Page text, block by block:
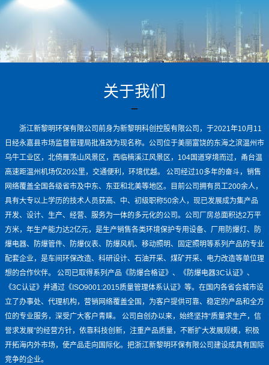
关于我们
浙江新黎明环保有限公司前身为新黎明科创控股有限公司，于2021年10月11
日经永嘉县市场监督管理局批准改为现名称。公司位于美丽富饶的东海之滨温州市
乌牛工业区，北倚雁荡山风景区，西临楠溪江风景区，104国道穿境而过，甬台温
高速距温州机场仅20公里，交通便利，环境优越。 公司经过10多年的奋斗，销售
网络覆盖全国各级省市及中东、东亚和北美等地区。目前公司拥有员工200余人，
具有大专以上学历的技术人员获高、中、初级职称50余人，现已发展成为集产品
开发、设计、生产、经营、服务为一体的多元化的公司。公司厂房总面积达2万平
方米，年生产能力达2亿元，是生产销售各类环境保护专用设备、厂用防爆灯、防
爆电器、防爆管件、防爆仪表、防爆风机、移动照明、固定照明等系列产品的专业
配套企业，是车间环保改造、科研设计、石油开采、煤矿开采、电力改造等单位理
想的合作伙伴。 公司已取得系列产品《防爆合格证》、《防爆电器3C认证》、
《3C认证》并通过《ISO9001:2015质量管理体系认证》等。在国内各省会城市设
立了办事处、代理机构，营销网络覆盖全国，为客户提供可靠、稳定的产品和全方
位的专业服务，深受广大客户青睐。 公司自创办以来，始终坚持“质量求生产，信
誉求发展”的经营方针，依靠科技创新，注重产品质量，不断扩大发展规模，积极
开拓海内外市场，使产品走向国际化。把浙江新黎明环保有限公司建设成具有国际
竞争的企业。